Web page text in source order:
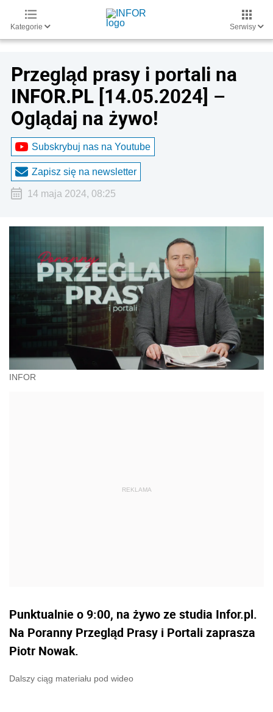
Kategorie Serwisy
Przegląd prasy i portali na
INFOR.PL [14.05.2024] –
Oglądaj na żywo!
Subskrybuj nas na Youtube
Zapisz się na newsletter
14 maja 2024, 08:25
INFOR
Punktualnie o 9:00, na żywo ze studia Infor.pl.
Na Poranny Przegląd Prasy i Portali zaprasza
Piotr Nowak.
Dalszy ciąg materiału pod wideo